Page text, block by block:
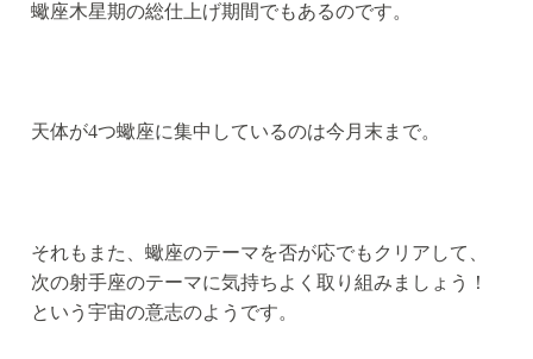
蠍座木星期の総仕上げ期間でもあるのです。
天体が4つ蠍座に集中しているのは今月末まで。
それもまた、蠍座のテーマを否が応でもクリアして、
次の射手座のテーマに気持ちよく取り組みましょう！
という宇宙の意志のようです。